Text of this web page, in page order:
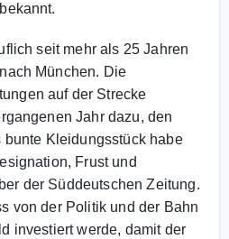
seit mehr als 25 Jahren
München. Die
auf der Strecke
Jahr dazu, den
bunte Kleidungsstück habe
Frust und
der Süddeutschen Zeitung.
von der Politik und der Bahn
investiert werde, damit der